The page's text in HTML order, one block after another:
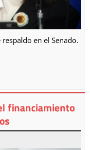
en el Senado.
financiamiento